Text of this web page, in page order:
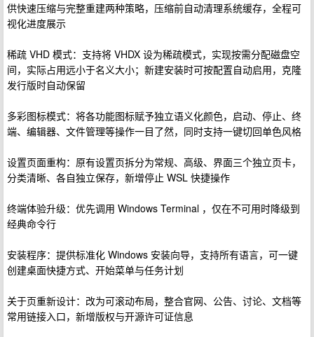
供快速压缩与完整重建两种策略，压缩前自动清理系统缓存，全程可
视化进度展示
稀疏 VHD 模式：支持将 VHDX 设为稀疏模式，实现按需分配磁盘空
间，实际占用远小于名义大小；新建安装时可按配置自动启用，克隆
发行版时自动保留
多彩图标模式：将各功能图标赋予独立语义化颜色，启动、停止、终
端、编辑器、文件管理等操作一目了然，同时支持一键切回单色风格
设置页面重构：原有设置页拆分为常规、高级、界面三个独立页卡，
分类清晰、各自独立保存，新增停止 WSL 快捷操作
终端体验升级：优先调用 Windows Terminal ，仅在不可用时降级到
经典命令行
安装程序：提供标准化 Windows 安装向导，支持所有语言，可一键
创建桌面快捷方式、开始菜单与任务计划
关于页重新设计：改为可滚动布局，整合官网、公告、讨论、文档等
常用链接入口，新增版权与开源许可证信息